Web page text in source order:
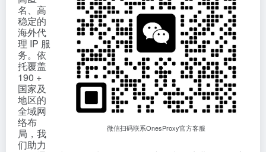
微信扫码联系OnesProxy官方客服
名、高
稳定的
海外代
理 IP 服
务。依
托覆盖
190 +
国家及
地区的
全域网
络布
局，我
们助力